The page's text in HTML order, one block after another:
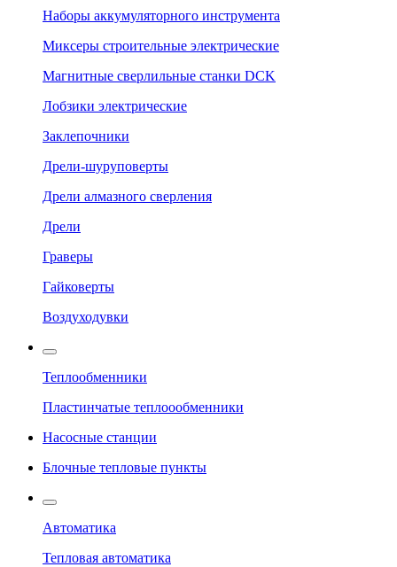
Наборы аккумуляторного инструмента
Миксеры строительные электрические
Магнитные сверлильные станки DCK
Лобзики электрические
Заклепочники
Дрели-шуруповерты
Дрели алмазного сверления
Дрели
Граверы
Гайковерты
Воздуходувки
Теплообменники
Пластинчатые теплоообменники
Насосные станции
Блочные тепловые пункты
Автоматика
Тепловая автоматика